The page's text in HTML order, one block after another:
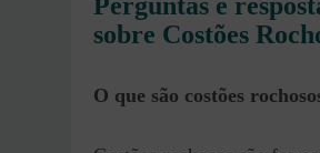
sobre Costões
O que são costões